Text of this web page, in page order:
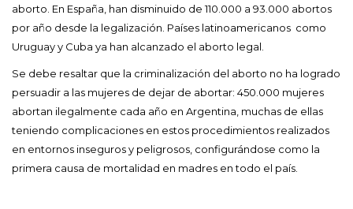
aborto. En España, han disminuido de 110.000 a 93.000 abortos
por año desde la legalización. Países latinoamericanos como
Uruguay y Cuba ya han alcanzado el aborto legal.
Se debe resaltar que la criminalización del aborto no ha logrado
persuadir a las mujeres de dejar de abortar: 450.000 mujeres
abortan ilegalmente cada año en Argentina, muchas de ellas
teniendo complicaciones en estos procedimientos realizados
en entornos inseguros y peligrosos, configurándose como la
primera causa de mortalidad en madres en todo el país.